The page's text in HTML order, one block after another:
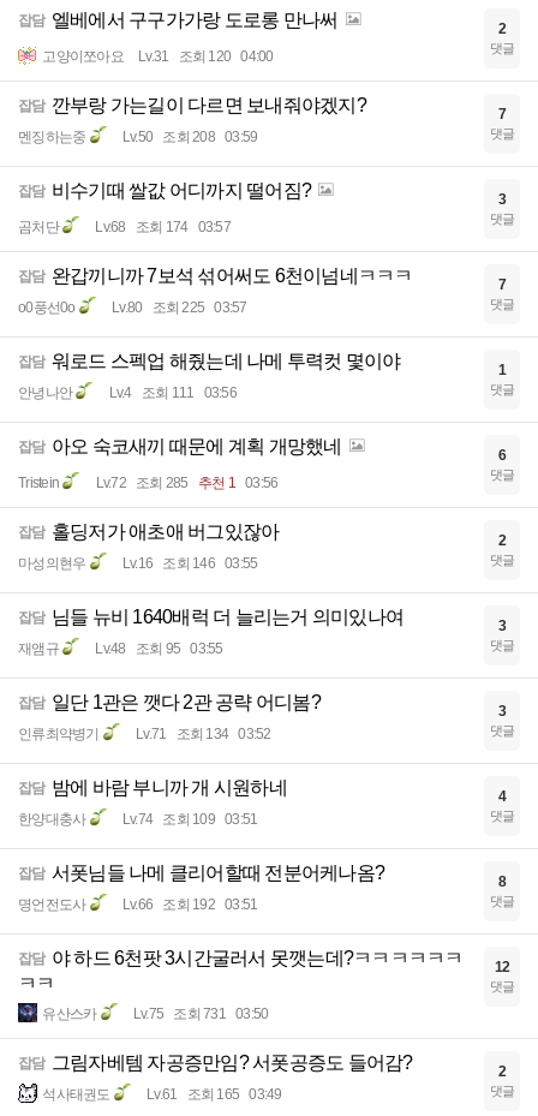
잡담 엘베에서 구구가가랑 도로롱 만나써
고양이쪼아요 Lv.31 조회 120 04:00
2
댓글
잡담 깐부랑 가는길이 다르면 보내줘야겠지?
멘징하는중 Lv.50 조회 208 03:59
7
댓글
잡담 비수기때 쌀값 어디까지 떨어짐?
곰처단 Lv.68 조회 174 03:57
3
댓글
잡담 완갑끼니까 7보석 섞어써도 6천이넘네ㅋㅋㅋ
o0풍선0o Lv.80 조회 225 03:57
7
댓글
잡담 워로드 스펙업 해줬는데 나메 투력컷 몇이야
안녕나안 Lv.4 조회 111 03:56
1
댓글
잡담 아오 숙코새끼 때문에 계획 개망했네
Tristein Lv.72 조회 285 추천 1 03:56
6
댓글
잡담 홀딩저가 애초애 버그있잖아
마성의현우 Lv.16 조회 146 03:55
2
댓글
잡담 님들 뉴비 1640배럭 더 늘리는거 의미있나여
재앰규 Lv.48 조회 95 03:55
3
댓글
잡담 일단 1관은 깻다 2관 공략 어디봄?
인류최약병기 Lv.71 조회 134 03:52
3
댓글
잡담 밤에 바람 부니까 개 시원하네
한양대충사 Lv.74 조회 109 03:51
4
댓글
잡담 서폿님들 나메 클리어할때 전분어케나옴?
명언전도사 Lv.66 조회 192 03:51
8
댓글
잡담 야 하드 6천팟 3시간굴러서 못깻는데?ㅋㅋㅋㅋㅋㅋ
ㅋㅋ
유산스카 Lv.75 조회 731 03:50
12
댓글
잡담 그림자베템 자공증만임? 서폿공증도 들어감?
석사태권도 Lv.61 조회 165 03:49
2
댓글